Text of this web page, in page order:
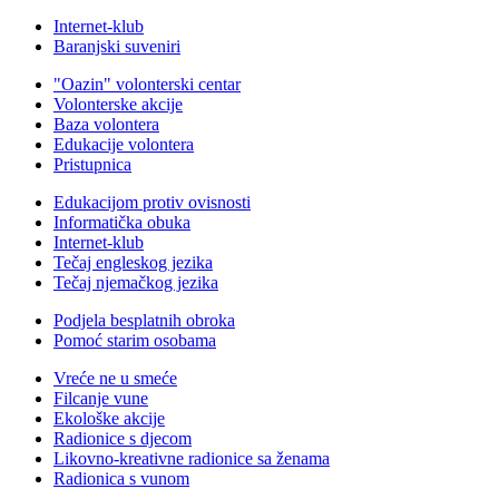
Internet-klub
Baranjski suveniri
"Oazin" volonterski centar
Volonterske akcije
Baza volontera
Edukacije volontera
Pristupnica
Edukacijom protiv ovisnosti
Informatička obuka
Internet-klub
Tečaj engleskog jezika
Tečaj njemačkog jezika
Podjela besplatnih obroka
Pomoć starim osobama
Vreće ne u smeće
Filcanje vune
Ekološke akcije
Radionice s djecom
Likovno-kreativne radionice sa ženama
Radionica s vunom